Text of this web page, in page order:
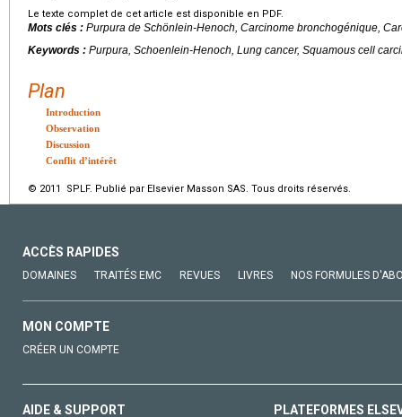
Le texte complet de cet article est disponible en PDF.
Mots clés : Purpura de Schönlein-Henoch, Carcinome bronchogénique,
Keywords : Purpura, Schoenlein-Henoch, Lung cancer, Squamous cell
Plan
Introduction
Observation
Discussion
Conflit d’intérêt
© 2011 SPLF. Publié par Elsevier Masson SAS. Tous droits réservés.
ACCÈS RAPIDES
DOMAINES TRAITÉS EMC REVUES LIVRES NOS FORMULES
MON COMPTE
CRÉER UN COMPTE
AIDE & SUPPORT PLATEFORMES